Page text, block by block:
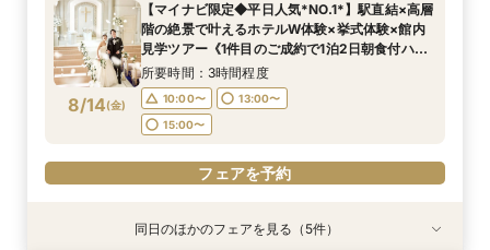
8/13(木)
ネムーン宿泊》
所要時間：3時間程度
10:00〜
13:00〜
15:00〜
フェアを予約
8/13(木)
11:00〜
13:00〜
15:00〜
フェアを予約
8/13(木)
11:00〜
13:00〜
15:00〜
フェアを予約
8/13(木)
10:00〜
13:00〜
15:00〜
フェアを予約
8/13(木)
10:00〜
13:00〜
15:00〜
フェアを予約
8/14(金)
【マイナビ限定◆平日人気*NO.1*】駅直結×高層
階の絶景で叶えるホテルW体験×挙式体験×館内
見学ツアー《1件目のご成約で1泊2日朝食付ハネ
ムーン宿泊》
所要時間：3時間程度
10:00〜
13:00〜
15:00〜
フェアを予約
同日のほかのフェアを見る（5件）